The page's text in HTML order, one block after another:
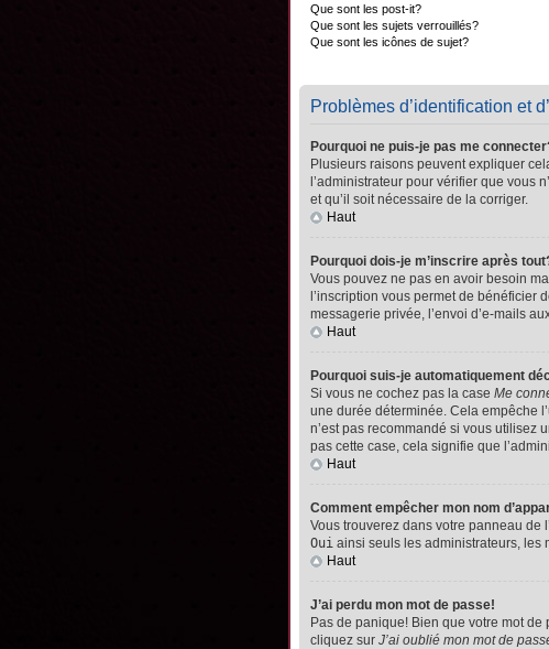
Que sont les post-it?
Que sont les sujets verrouillés?
Que sont les icônes de sujet?
Problèmes d’identification et
Pourquoi ne puis-je pas me
Plusieurs raisons peuvent expliquer
l’administrateur pour vérifier que vous
et qu’il soit nécessaire de la corriger.
Haut
Pourquoi dois-je m’inscrire après
Vous pouvez ne pas en avoir besoin
l’inscription vous permet de
messagerie privée, l’envoi d’e-mails
Haut
Pourquoi suis-je automatiquement
Si vous ne cochez pas la case Me
une durée déterminée. Cela empêche
n’est pas recommandé si vous utilisez
pas cette case, cela signifie que
Haut
Comment empêcher mon nom
Vous trouverez dans votre panneau de
Oui ainsi seuls les administrateurs, les
Haut
J’ai perdu mon mot de passe!
Pas de panique! Bien que votre mot
cliquez sur J’ai oublié mon mot de